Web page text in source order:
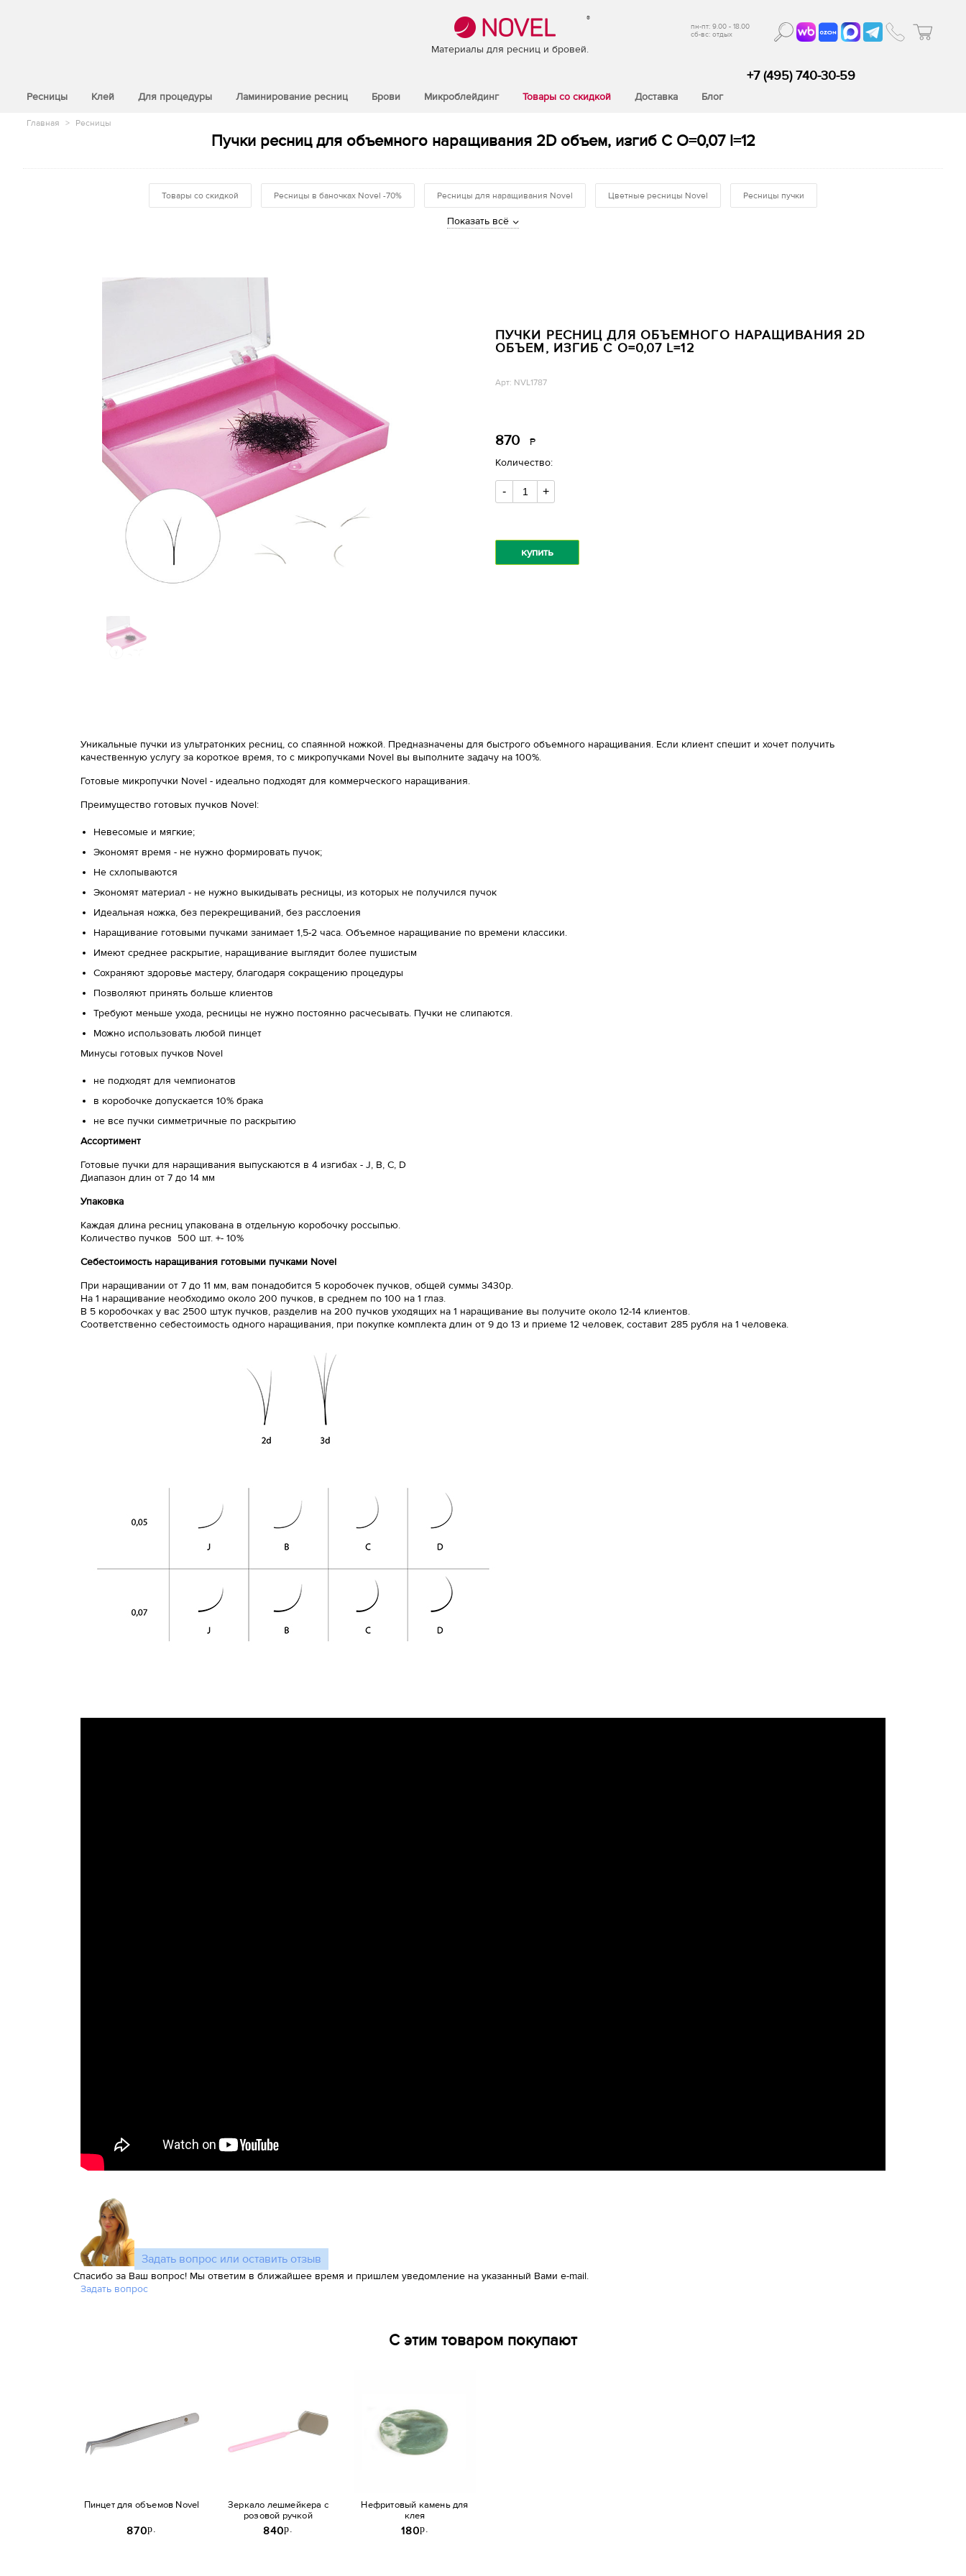
®
Материалы для ресниц и бровей.
пн-пт: 9.00 - 18.00
сб-вс: отдых
Ресницы Клей Для процедуры Ламинирование ресниц Брови Микроблейдинг Товары со скидкой Доставка Блог
+7 (495) 740-30-59
Главная > Ресницы
Пучки ресниц для объемного наращивания 2D объем, изгиб C O=0,07 l=12
Товары со скидкой Ресницы в баночках Novel -70% Ресницы для наращивания Novel Цветные ресницы Novel Ресницы пучки
Показать всё
ПУЧКИ РЕСНИЦ ДЛЯ ОБЪЕМНОГО НАРАЩИВАНИЯ 2D
ОБЪЕМ, ИЗГИБ C O=0,07 L=12
Арт: NVL1787
870 Р
Количество:
- +
купить
Уникальные пучки из ультратонких ресниц, со спаянной ножкой. Предназначены для быстрого объемного наращивания. Если клиент спешит и хочет получить
качественную услугу за короткое время, то c микропучками Novel вы выполните задачу на 100%.
Готовые микропучки Novel - идеально подходят для коммерческого наращивания.
Преимущество готовых пучков Novel:
Невесомые и мягкие;
Экономят время - не нужно формировать пучок;
Не схлопываются
Экономят материал - не нужно выкидывать ресницы, из которых не получился пучок
Идеальная ножка, без перекрещиваний, без расслоения
Наращивание готовыми пучками занимает 1,5-2 часа. Объемное наращивание по времени классики.
Имеют среднее раскрытие, наращивание выглядит более пушистым
Сохраняют здоровье мастеру, благодаря сокращению процедуры
Позволяют принять больше клиентов
Требуют меньше ухода, ресницы не нужно постоянно расчесывать. Пучки не слипаются.
Можно использовать любой пинцет
Минусы готовых пучков Novel
не подходят для чемпионатов
в коробочке допускается 10% брака
не все пучки симметричные по раскрытию
Ассортимент
Готовые пучки для наращивания выпускаются в 4 изгибах - J, B, C, D
Диапазон длин от 7 до 14 мм
Упаковка
Каждая длина ресниц упакована в отдельную коробочку россыпью.
Количество пучков 500 шт. +- 10%
Себестоимость наращивания готовыми пучками Novel
При наращивании от 7 до 11 мм, вам понадобится 5 коробочек пучков, общей суммы 3430р.
На 1 наращивание необходимо около 200 пучков, в среднем по 100 на 1 глаз.
В 5 коробочках у вас 2500 штук пучков, разделив на 200 пучков уходящих на 1 наращивание вы получите около 12-14 клиентов.
Соответственно себестоимость одного наращивания, при покупке комплекта длин от 9 до 13 и приеме 12 человек, составит 285 рубля на 1 человека.
Задать вопрос или оставить отзыв
Спасибо за Ваш вопрос! Мы ответим в ближайшее время и пришлем уведомление на указанный Вами e-mail.
Задать вопрос
С этим товаром покупают
Пинцет для объемов Novel
870p.
Зеркало лешмейкера с
розовой ручкой
840p.
Нефритовый камень для
клея
180p.